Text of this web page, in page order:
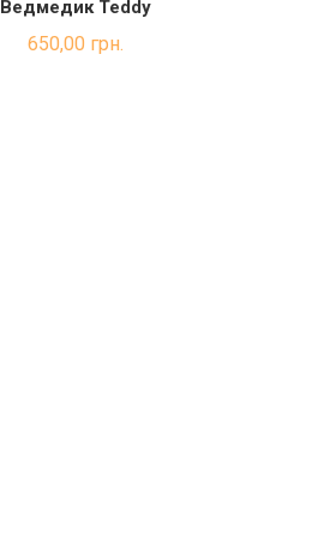
ДОДАТИ В КОШИК
Ведмедик Teddy
650,00 грн.